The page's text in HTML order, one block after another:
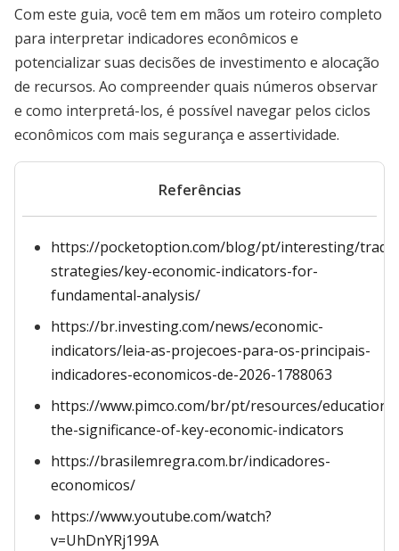
Com este guia, você tem em mãos um roteiro completo
para interpretar indicadores econômicos e
potencializar suas decisões de investimento e alocação
de recursos. Ao compreender quais números observar
e como interpretá-los, é possível navegar pelos ciclos
econômicos com mais segurança e assertividade.
Referências
https://pocketoption.com/blog/pt/interesting/
strategies/key-economic-indicators-for-
fundamental-analysis/
https://br.investing.com/news/economic-
indicators/leia-as-projecoes-para-os-principais-
indicadores-economicos-de-2026-1788063
https://www.pimco.com/br/pt/resources/
the-significance-of-key-economic-indicators
https://brasilemregra.com.br/indicadores-
economicos/
https://www.youtube.com/watch?
v=UhDnYRj199A